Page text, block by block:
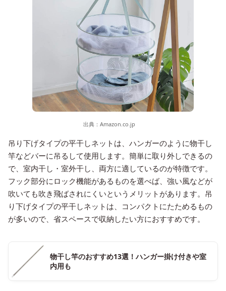
出典： Amazon.co.jp
吊り下げタイプの平干しネットは、ハンガーのように物干し
竿などバーに吊るして使用します。簡単に取り外しできるの
で、室内干し・室外干し、両方に適しているのが特徴です。
フック部分にロック機能があるものを選べば、強い風などが
吹いても吹き飛ばされにくいというメリットがあります。吊
り下げタイプの平干しネットは、コンパクトにたためるもの
が多いので、省スペースで収納したい方におすすめです。
物干し竿のおすすめ13選！ハンガー掛け付きや室
内用も